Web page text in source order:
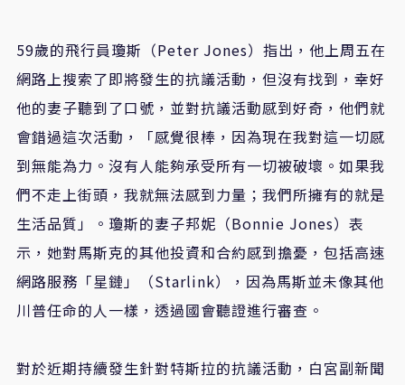
59歲的飛行員瓊斯（Peter Jones）指出，他上周五在
網路上搜索了即將發生的抗議活動，但沒有找到，幸好
他的妻子聽到了口號，並對抗議活動感到好奇，他們就
會錯過這次活動，「感覺很棒，因為現在我對這一切感
到無能為力。沒有人能夠承受所有一切被破壞。如果我
們不走上街頭，我就無法感到力量；我們所擁有的就是
生活品質」。瓊斯的妻子邦妮（Bonnie Jones）表
示，她對馬斯克的其他投資和合約感到擔憂，包括高速
網路服務「星鏈」（Starlink），因為馬斯並未像其他
川普任命的人一樣，透過國會聽證進行審查。
對於近期持續發生針對特斯拉的抗議活動，白宮副新聞